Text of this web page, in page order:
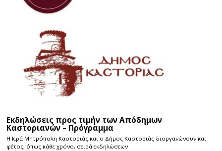
Εκδηλώσεις προς τιμήν των Απόδημων
Καστοριανών – Πρόγραμμα
Η Ιερά Μητρόπολη Καστοριάς και ο Δήμος Καστοριάς διοργανώνουν και
φέτος, όπως κάθε χρόνο, σειρά εκδηλώσεων